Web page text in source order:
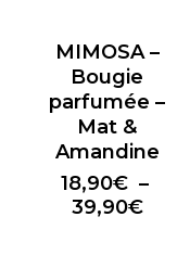
MIMOSA –
Bougie
parfumée –
Mat &
Amandine
18,90€ –
39,90€Plage